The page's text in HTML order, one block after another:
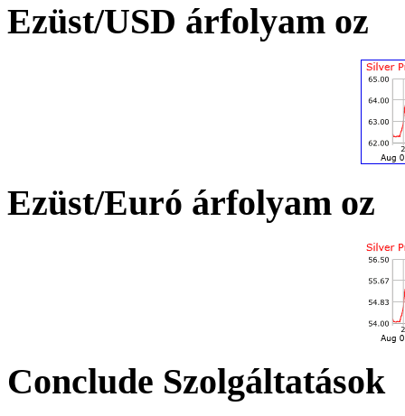
Ezüst/USD árfolyam oz
Ezüst/Euró árfolyam oz
Conclude Szolgáltatások